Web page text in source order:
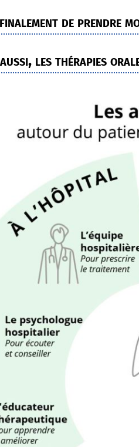
de prendre
les thérapies